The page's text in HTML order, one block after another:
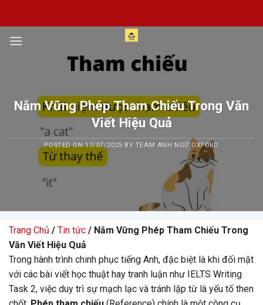
content
Nắm Vững Phép Tham Chiếu Trong Văn
Viết Hiệu Quả
POSTED ON17/07/2025 BY TEAM ANH NGỮ OXFORD
Trang Chủ / Tin tức / Nắm Vững Phép Tham Chiếu Trong
Văn Viết Hiệu Quả
Trong hành trình chinh phục tiếng Anh, đặc biệt là khi đối mặt
với các bài viết học thuật hay tranh luận như IELTS Writing
Task 2, việc duy trì sự mạch lạc và tránh lặp từ là yếu tố then